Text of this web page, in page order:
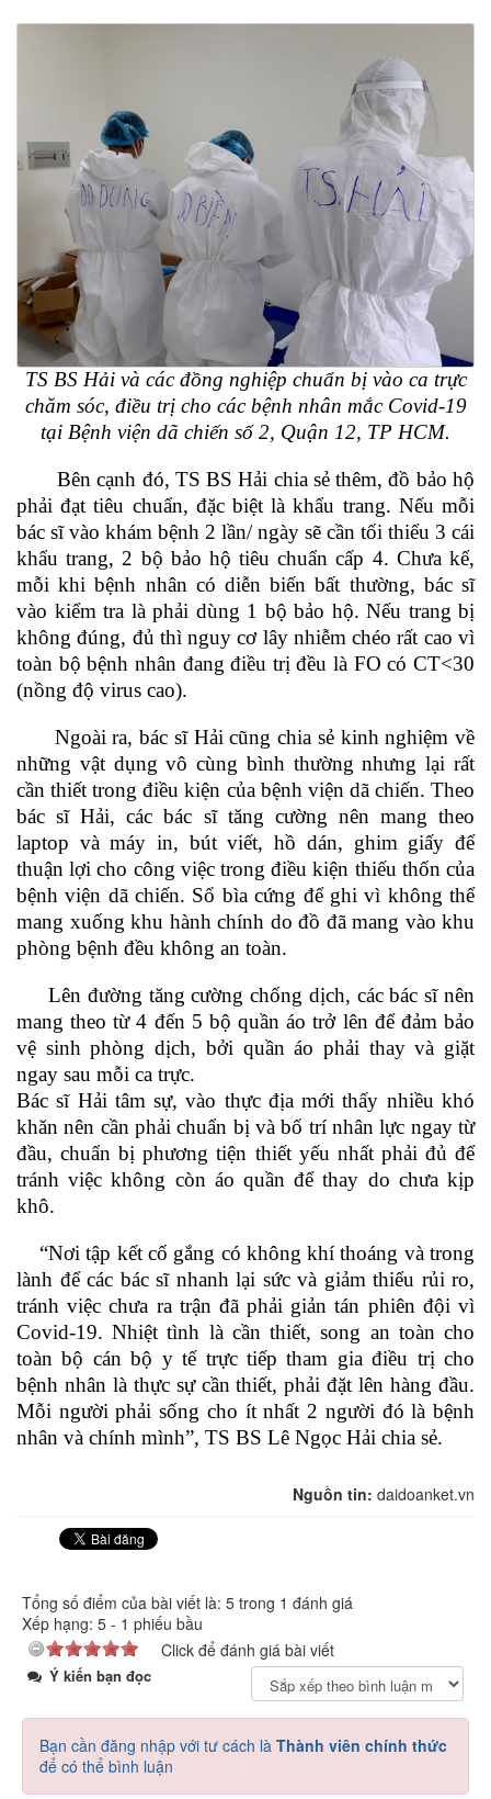
TS BS Hải và các đồng nghiệp chuẩn bị vào ca trực
chăm sóc, điều trị cho các bệnh nhân mắc Covid-19
tại Bệnh viện dã chiến số 2, Quận 12, TP HCM.
Bên cạnh đó, TS BS Hải chia sẻ thêm, đồ bảo hộ
phải đạt tiêu chuẩn, đặc biệt là khẩu trang. Nếu mỗi
bác sĩ vào khám bệnh 2 lần/ ngày sẽ cần tối thiểu 3 cái
khẩu trang, 2 bộ bảo hộ tiêu chuẩn cấp 4. Chưa kể,
mỗi khi bệnh nhân có diễn biến bất thường, bác sĩ
vào kiểm tra là phải dùng 1 bộ bảo hộ. Nếu trang bị
không đúng, đủ thì nguy cơ lây nhiễm chéo rất cao vì
toàn bộ bệnh nhân đang điều trị đều là FO có CT<30
(nồng độ virus cao).
Ngoài ra, bác sĩ Hải cũng chia sẻ kinh nghiệm về
những vật dụng vô cùng bình thường nhưng lại rất
cần thiết trong điều kiện của bệnh viện dã chiến. Theo
bác sĩ Hải, các bác sĩ tăng cường nên mang theo
laptop và máy in, bút viết, hồ dán, ghim giấy để
thuận lợi cho công việc trong điều kiện thiếu thốn của
bệnh viện dã chiến. Sổ bìa cứng để ghi vì không thể
mang xuống khu hành chính do đồ đã mang vào khu
phòng bệnh đều không an toàn.
Lên đường tăng cường chống dịch, các bác sĩ nên
mang theo từ 4 đến 5 bộ quần áo trở lên để đảm bảo
vệ sinh phòng dịch, bởi quần áo phải thay và giặt
ngay sau mỗi ca trực.
Bác sĩ Hải tâm sự, vào thực địa mới thấy nhiều khó
khăn nên cần phải chuẩn bị và bố trí nhân lực ngay từ
đầu, chuẩn bị phương tiện thiết yếu nhất phải đủ để
tránh việc không còn áo quần để thay do chưa kịp
khô.
“Nơi tập kết cố gắng có không khí thoáng và trong
lành để các bác sĩ nhanh lại sức và giảm thiểu rủi ro,
tránh việc chưa ra trận đã phải giản tán phiên đội vì
Covid-19. Nhiệt tình là cần thiết, song an toàn cho
toàn bộ cán bộ y tế trực tiếp tham gia điều trị cho
bệnh nhân là thực sự cần thiết, phải đặt lên hàng đầu.
Mỗi người phải sống cho ít nhất 2 người đó là bệnh
nhân và chính mình”, TS BS Lê Ngọc Hải chia sẻ.
Nguồn tin: daidoanket.vn
Tổng số điểm của bài viết là: 5 trong 1 đánh giá
Xếp hạng: 5 - 1 phiếu bầu
Click để đánh giá bài viết
Ý kiến bạn đọc
Bạn cần đăng nhập với tư cách là Thành viên chính thức
để có thể bình luận